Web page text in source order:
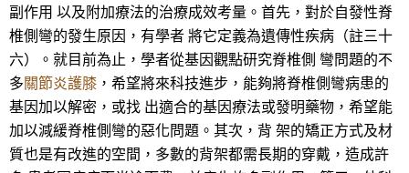
副作用 以及附加療法的治療成效考量。首先，對於自發性脊
椎側彎的發生原因，有學者 將它定義為遺傳性疾病（註三十
六）。就目前為止，學者從基因觀點研究脊椎側 彎問題的不
多關節炎護膝 ，希望將來科技進步，能夠將脊椎側彎病患的
基因加以解密，或找 出適合的基因療法或發明藥物，希望能
加以減緩脊椎側彎的惡化問題。其次，背 架的矯正方式及材
質也是有改進的空間，多數的背架都需長期的穿戴，造成許